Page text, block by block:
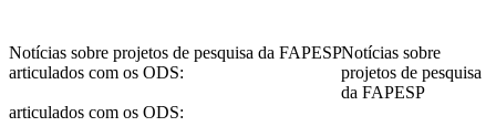
Notícias sobre projetos de pesquisa da FAPESP
articulados com os ODS:
Notícias sobre
projetos de pesquisa
da FAPESP
articulados com os ODS: